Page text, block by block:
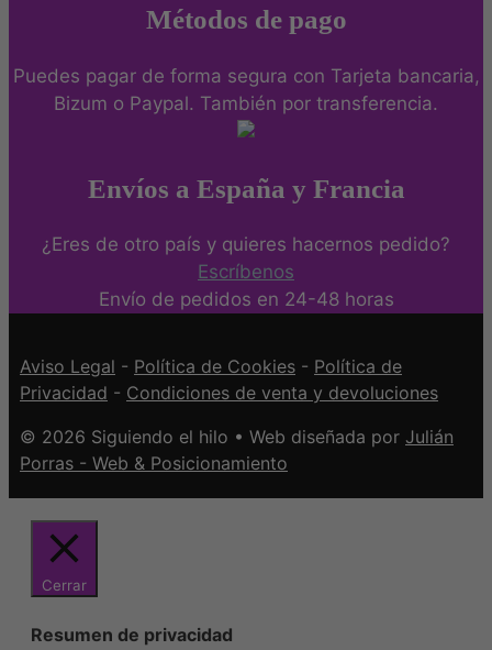
Métodos de pago
Puedes pagar de forma segura con Tarjeta bancaria,
Bizum o Paypal. También por transferencia.
Envíos a España y Francia
¿Eres de otro país y quieres hacernos pedido?
Escríbenos
Envío de pedidos en 24-48 horas
Aviso Legal - Política de Cookies - Política de
Privacidad - Condiciones de venta y devoluciones
© 2026 Siguiendo el hilo • Web diseñada por Julián
Porras - Web & Posicionamiento
Cerrar
Resumen de privacidad